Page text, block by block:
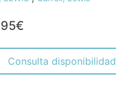
Consulta disponibilidad